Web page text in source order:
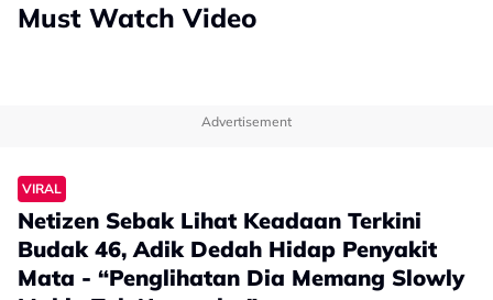
Must Watch Video
Advertisement
VIRAL
Netizen Sebak Lihat Keadaan Terkini
Budak 46, Adik Dedah Hidap Penyakit
Mata - “Penglihatan Dia Memang Slowly